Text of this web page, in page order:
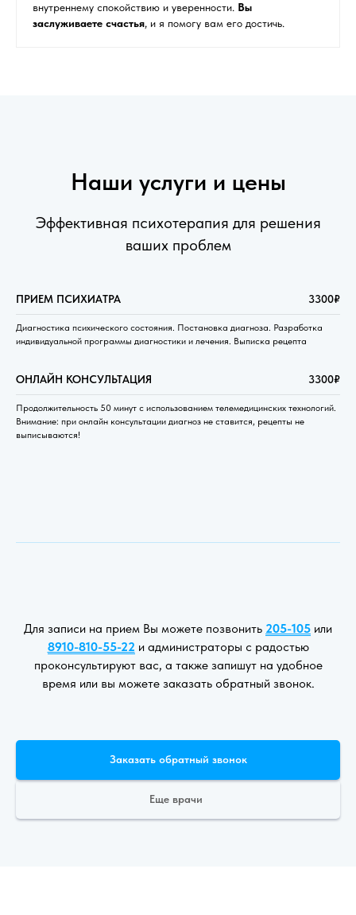
внутреннему спокойствию и уверенности. Вы
заслуживаете счастья, и я помогу вам его достичь.
Наши услуги и цены
Эффективная психотерапия для решения
ваших проблем
ПРИЕМ ПСИХИАТРА 3300₽
Диагностика психического состояния. Постановка диагноза. Разработка
индивидуальной программы диагностики и лечения. Выписка рецепта
ОНЛАЙН КОНСУЛЬТАЦИЯ 3300₽
Продолжительность 50 минут с использованием телемедицинских технологий.
Внимание: при онлайн консультации диагноз не ставится, рецепты не
выписываются!
Для записи на прием Вы можете позвонить 205-105 или
8910-810-55-22 и администраторы с радостью
проконсультируют вас, а также запишут на удобное
время или вы можете заказать обратный звонок.
Заказать обратный звонок
Еще врачи